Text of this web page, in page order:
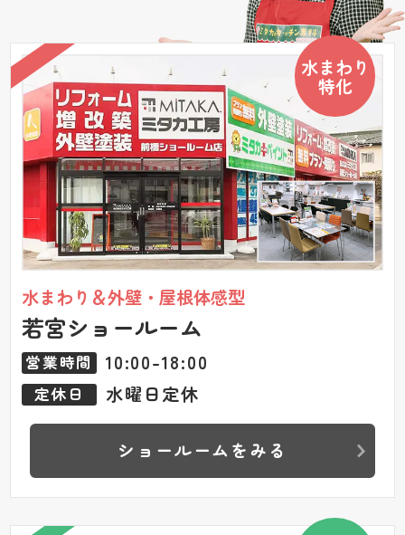
水まわり＆外壁・屋根体感型
若宮ショールーム
水まわり
特化
営業時間 10:00-18:00
定休日 水曜日定休
ショールームをみる